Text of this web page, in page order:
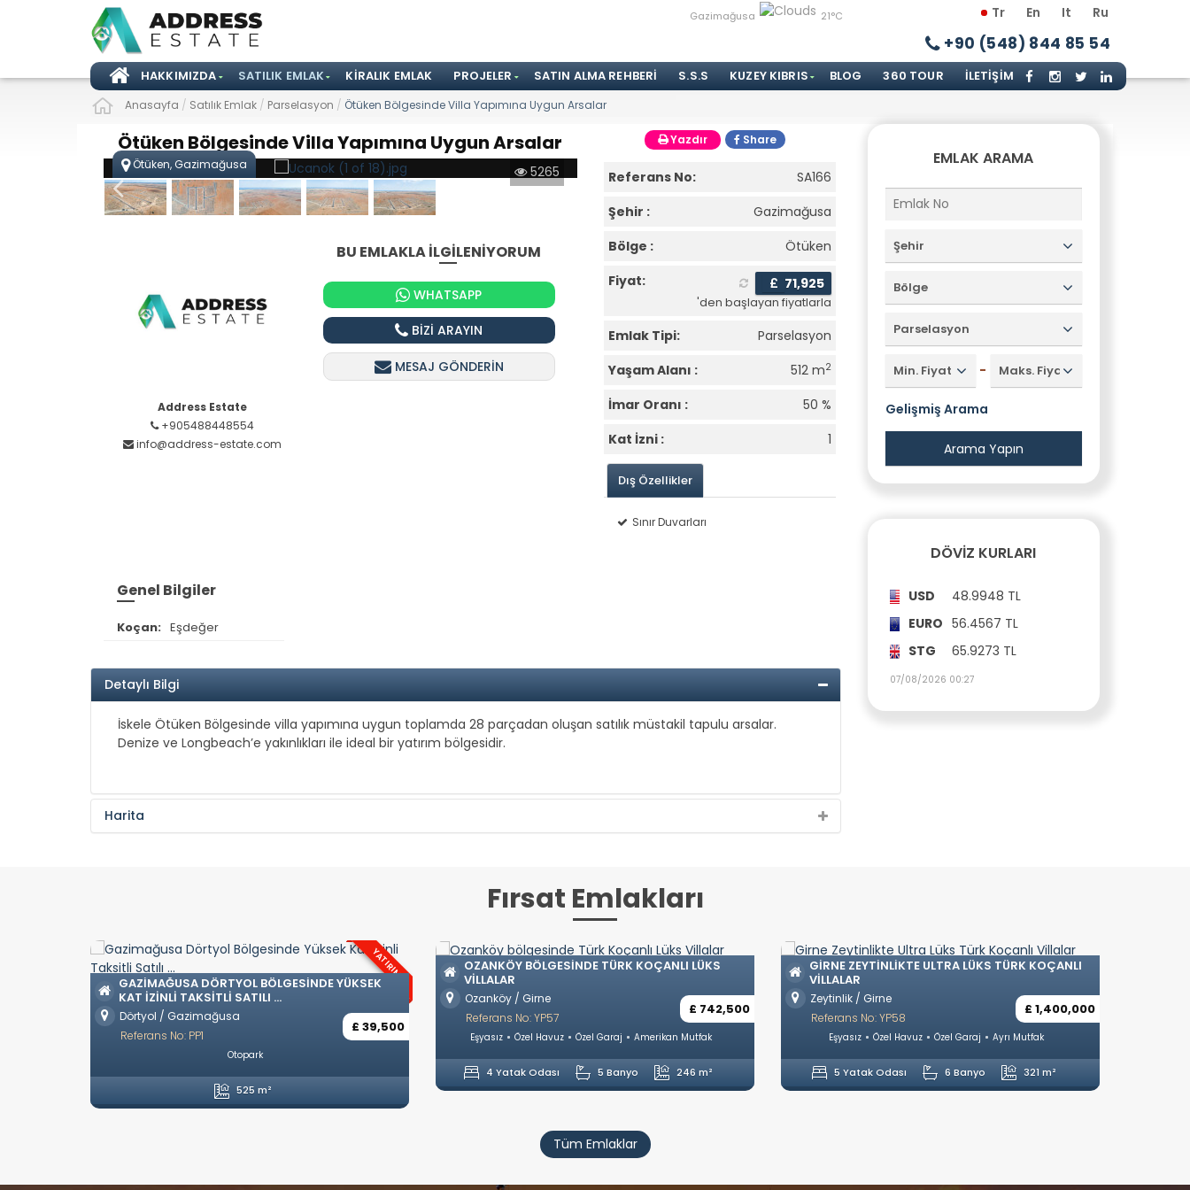
Tr En It Ru
Gazimağusa 21°C
+90 (548) 844 85 54
HAKKIMIZDA SATILIK EMLAK KIRALIK EMLAK PROJELER SATIN ALMA REHBERI S.S.S KUZEY KIBRIS BLOG 360 TOUR İLETIŞIM
Anasayfa / Satılık Emlak / Parselasyon / Ötüken Bölgesinde Villa Yapımına Uygun Arsalar
Yazdır Share
Ötüken Bölgesinde Villa Yapımına Uygun Arsalar
5265
Ötüken, Gazimağusa
Address Estate
+905488448554
info@address-estate.com
BU EMLAKLA İLGİLENİYORUM
WHATSAPP
BİZİ ARAYIN
MESAJ GÖNDERİN
Referans No:
SA166
Şehir :
Gazimağusa
Bölge :
Ötüken
Fiyat:
£ 71,925
'den başlayan fiyatlarla
Emlak Tipi:
Parselasyon
Yaşam Alanı :
512 m2
İmar Oranı :
50 %
Kat İzni :
1
Dış Özellikler
Sınır Duvarları
Genel Bilgiler
Koçan: Eşdeğer
Detaylı Bilgi
İskele Ötüken Bölgesinde villa yapımına uygun toplamda 28 parçadan oluşan satılık müstakil tapulu arsalar.
Denize ve Longbeach’e yakınlıkları ile ideal bir yatırım bölgesidir.
Harita
EMLAK ARAMA
Şehir
Bölge
Parselasyon
Min. Fiyat - Maks. Fiyat
Gelişmiş Arama
DÖVIZ KURLARI
USD
48.9948 TL
EURO 56.4567 TL
STG
65.9273 TL
07/08/2026 00:27
Fırsat Emlakları
YATIRIM
GAZIMAĞUSA DÖRTYOL BÖLGESINDE YÜKSEK
KAT IZINLI TAKSITLI SATILI ...
Dörtyol / Gazimağusa
£ 39,500
Referans No: PP1
Otopark
525 m²
OZANKÖY BÖLGESINDE TÜRK KOÇANLI LÜKS
VILLALAR
Ozanköy / Girne
£ 742,500
Referans No: YP57
Eşyasız Özel Havuz Özel Garaj Amerikan Mutfak
4 Yatak Odası 5 Banyo 246 m²
GIRNE ZEYTINLIKTE ULTRA LÜKS TÜRK KOÇANLI
VILLALAR
Zeytinlik / Girne
£ 1,400,000
Referans No: YP58
Eşyasız Özel Havuz Özel Garaj Ayrı Mutfak
5 Yatak Odası 6 Banyo 321 m²
Tüm Emlaklar